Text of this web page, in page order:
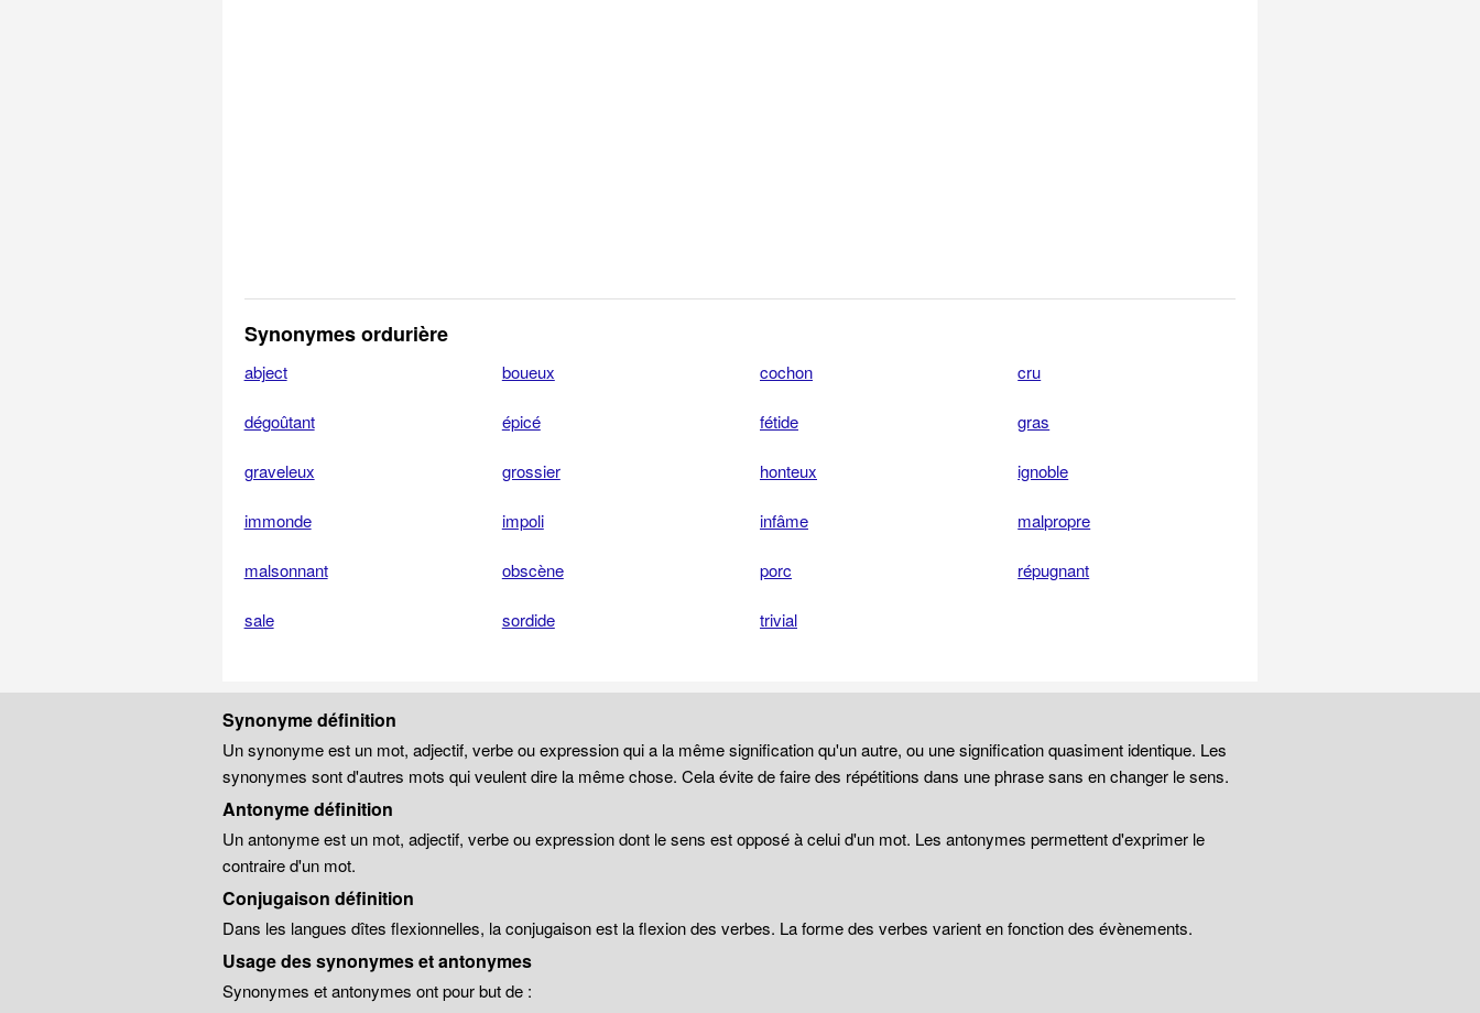
Synonymes ordurière
abject boueux cochon cru
dégoûtant épicé fétide gras
graveleux grossier honteux ignoble
immonde impoli infâme malpropre
malsonnant obscène porc répugnant
sale sordide trivial
Synonyme définition
Un synonyme est un mot, adjectif, verbe ou expression qui a la même signification qu'un autre, ou une signification quasiment identique. Les
synonymes sont d'autres mots qui veulent dire la même chose. Cela évite de faire des répétitions dans une phrase sans en changer le sens.
Antonyme définition
Un antonyme est un mot, adjectif, verbe ou expression dont le sens est opposé à celui d'un mot. Les antonymes permettent d'exprimer le
contraire d'un mot.
Conjugaison définition
Dans les langues dîtes flexionnelles, la conjugaison est la flexion des verbes. La forme des verbes varient en fonction des évènements.
Usage des synonymes et antonymes
Synonymes et antonymes ont pour but de :